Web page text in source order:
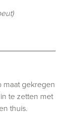
maat gekregen
te zetten met
thuis.